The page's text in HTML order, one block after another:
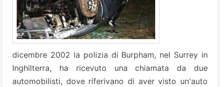
dicembre 2002 la polizia di Burpham, nel Surrey in
Inghilterra, ha ricevuto una chiamata da due
automobilisti, dove riferivano di aver visto un'auto